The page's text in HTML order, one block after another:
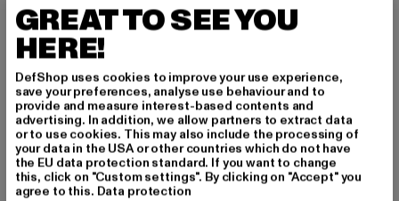
2Y PREMIUM
Chicago Oversized
25,89 EUR
Derzeitiger Preis: 25,89 EUR
34,99 EURAktionspreis: 34,99 EUR
2Y PREMIUM
Textured Striped
23,99 EUR
Derzeitiger Preis: 23,99 EUR
29,99 EURAktionspreis:
GREAT TO SEE YOU
HERE!
DefShop uses cookies to improve your use experience,
save your preferences, analyse use behaviour and to
provide and measure interest-based contents and
advertising. In addition, we allow partners to extract data
or to use cookies. This may also include the processing of
your data in the USA or other countries which do not have
the EU data protection standard. If you want to change
this, click on "Custom settings". By clicking on "Accept" you
agree to this. Data protection